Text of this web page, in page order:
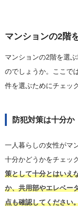
マンションの2階
マンションの2階を選
のでしょうか。ここで
件を選ぶためにチェッ
防犯対策は十分か
一人暮らしの女性がマ
十分かどうかをチェッ
策として十分とはいえ
か、共用部やエレベー
点も確認してください